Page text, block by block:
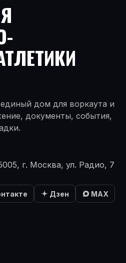
дом для воркаута и
документы, события,
г. Москва, ул. Радио, 7
Дзен MAX